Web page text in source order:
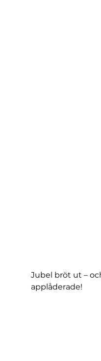
Jubel bröt ut –
applåderade!